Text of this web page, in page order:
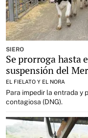
SIERO
Se prorroga hasta
suspensión del
EL FIELATO Y EL NORA
Para impedir la entrada y
contagiosa (DNG).